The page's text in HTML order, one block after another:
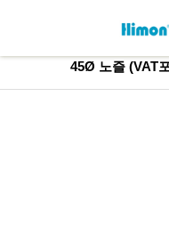
45Ø 노즐 (VAT